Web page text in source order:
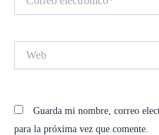
electrónico*
Guarda mi nombre, correo
para la próxima vez que comente.